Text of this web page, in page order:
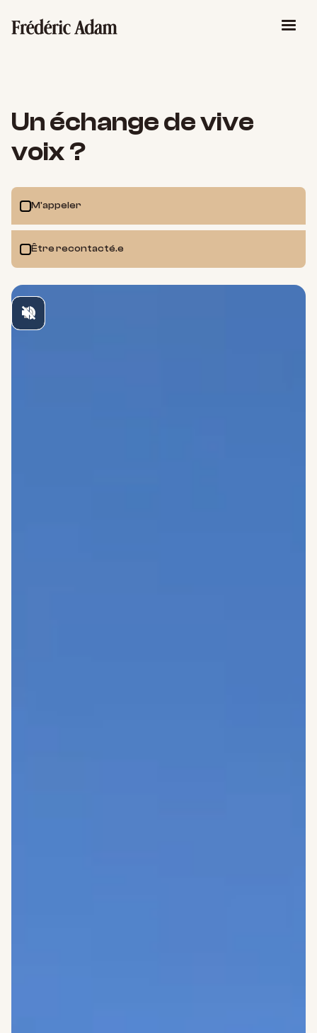
Un échange de vive
voix ?
M'appeler
Être recontacté.e
pause
volume_off